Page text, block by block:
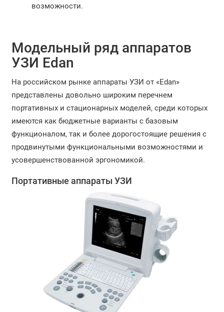
возможности.
Модельный ряд аппаратов
УЗИ Edan
На российском рынке аппараты УЗИ от «Edan»
представлены довольно широким перечнем
портативных и стационарных моделей, среди которых
имеются как бюджетные варианты с базовым
функционалом, так и более дорогостоящие решения с
продвинутыми функциональными возможностями и
усовершенствованной эргономикой.
Портативные аппараты УЗИ